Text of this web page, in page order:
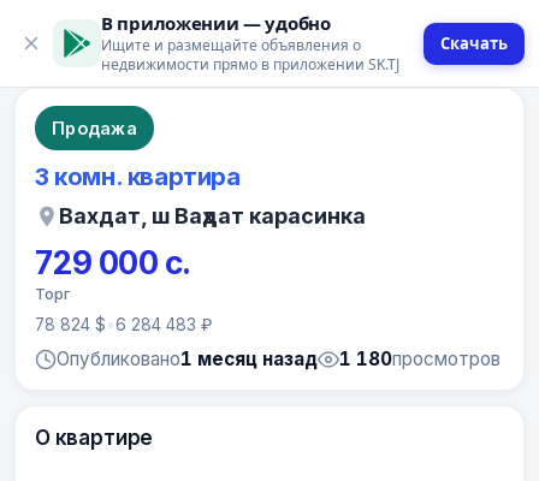
В приложении — удобно
Ищите и размещайте объявления о
недвижимости прямо в приложении SK.TJ
Скачать
10 фото
Продажа
3 комн. квартира
Вахдат, ш Ваҳдат карасинка
729 000 с.
Торг
78 824 $•6 284 483 ₽
Опубликовано1 месяц назад 1 180просмотров
О квартире